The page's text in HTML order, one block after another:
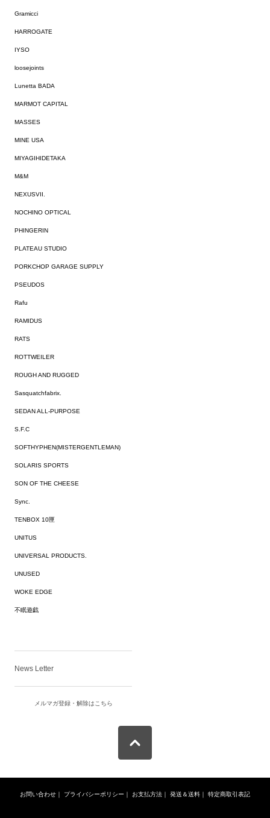
Gramicci
HARROGATE
IYSO
loosejoints
Lunetta BADA
MARMOT CAPITAL
MASSES
MINE USA
MIYAGIHIDETAKA
M&M
NEXUSVII.
NOCHINO OPTICAL
PHINGERIN
PLATEAU STUDIO
PORKCHOP GARAGE SUPPLY
PSEUDOS
Rafu
RAMIDUS
RATS
ROTTWEILER
ROUGH AND RUGGED
Sasquatchfabrix.
SEDAN ALL-PURPOSE
S.F.C
SOFTHYPHEN(MISTERGENTLEMAN)
SOLARIS SPORTS
SON OF THE CHEESE
Sync.
TENBOX 10匣
UNITUS
UNIVERSAL PRODUCTS.
UNUSED
WOKE EDGE
不眠遊戯
News Letter
メルマガ登録・解除はこちら
お問い合わせ ｜ プライバシーポリシー ｜ お支払方法 ｜ 発送＆送料 ｜ 特定商取引表記